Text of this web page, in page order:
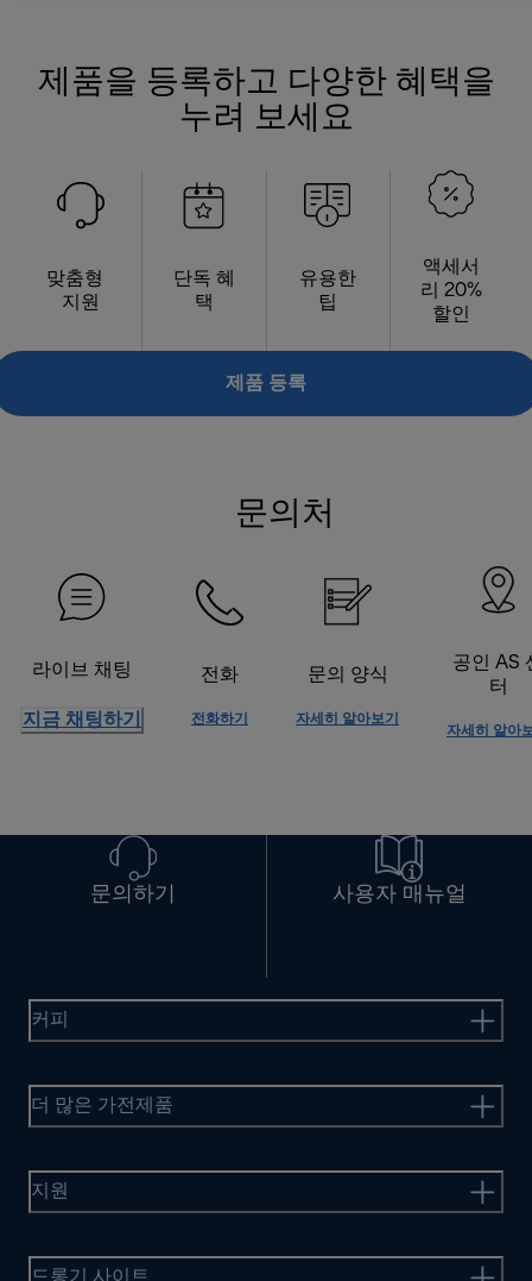
제품을 등록하고 다양한 혜택을
누려 보세요
맞춤형
지원
단독 혜
택
유용한
팁
액세서
리 20%
할인
제품 등록
문의처
라이브 채팅
지금 채팅하기
전화
전화하기
문의 양식
자세히 알아보기
공인 AS
터
자세히 알아
문의하기 사용자 매뉴얼
커피
더 많은 가전제품
지원
드롱기 사이트